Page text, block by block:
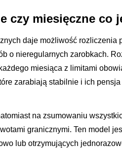
czy miesięczne co
daje możliwość
o nieregularnych zarobkach.
miesiąca z limitami
zarabiają stabilnie i ich
na zsumowaniu
granicznymi. Ten model
lub otrzymujących